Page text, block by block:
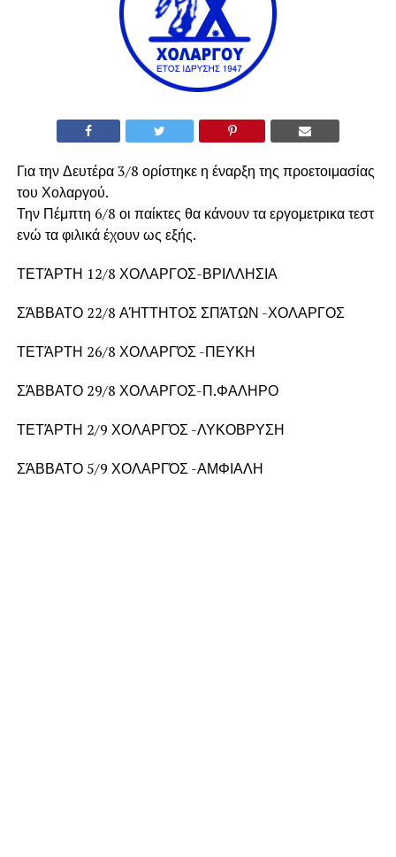
Για την Δευτέρα 3/8 ορίστηκε η έναρξη της προετοιμασίας
του Χολαργού.
Την Πέμπτη 6/8 οι παίκτες θα κάνουν τα εργομετρικα τεστ
ενώ τα φιλικά έχουν ως εξής.
ΤΕΤΆΡΤΗ 12/8 ΧΟΛΑΡΓΟΣ-ΒΡΙΛΛΗΣΙΑ
ΣΆΒΒΑΤΟ 22/8 ΑΉΤΤΗΤΟΣ ΣΠΆΤΩΝ -ΧΟΛΑΡΓΟΣ
ΤΕΤΆΡΤΗ 26/8 ΧΟΛΑΡΓΌΣ -ΠΕΥΚΗ
ΣΆΒΒΑΤΟ 29/8 ΧΟΛΑΡΓΟΣ-Π.ΦΑΛΗΡΟ
ΤΕΤΆΡΤΗ 2/9 ΧΟΛΑΡΓΌΣ -ΛΥΚΟΒΡΥΣΗ
ΣΆΒΒΑΤΟ 5/9 ΧΟΛΑΡΓΌΣ -ΑΜΦΙΑΛΗ